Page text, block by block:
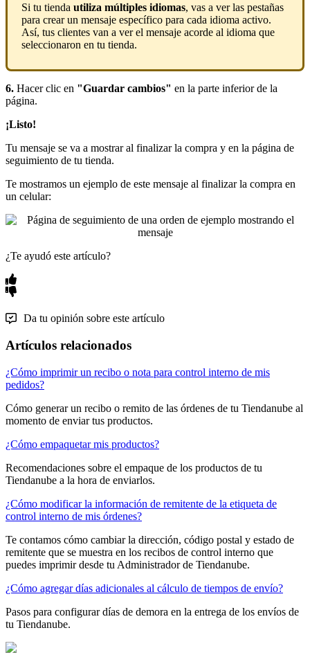
Si tu tienda utiliza múltiples idiomas, vas a ver las pestañas
para crear un mensaje específico para cada idioma activo.
Así, tus clientes van a ver el mensaje acorde al idioma que
seleccionaron en tu tienda.
6. Hacer clic en "Guardar cambios" en la parte inferior de la
página.
¡Listo!
Tu mensaje se va a mostrar al finalizar la compra y en la página de
seguimiento de tu tienda.
Te mostramos un ejemplo de este mensaje al finalizar la compra en
un celular:
¿Te ayudó este artículo?
Da tu opinión sobre este artículo
Artículos relacionados
¿Cómo imprimir un recibo o nota para control interno de mis
pedidos?
Cómo generar un recibo o remito de las órdenes de tu Tiendanube al
momento de enviar tus productos.
¿Cómo empaquetar mis productos?
Recomendaciones sobre el empaque de los productos de tu
Tiendanube a la hora de enviarlos.
¿Cómo modificar la información de remitente de la etiqueta de
control interno de mis órdenes?
Te contamos cómo cambiar la dirección, código postal y estado de
remitente que se muestra en los recibos de control interno que
puedes imprimir desde tu Administrador de Tiendanube.
¿Cómo agregar días adicionales al cálculo de tiempos de envío?
Pasos para configurar días de demora en la entrega de los envíos de
tu Tiendanube.